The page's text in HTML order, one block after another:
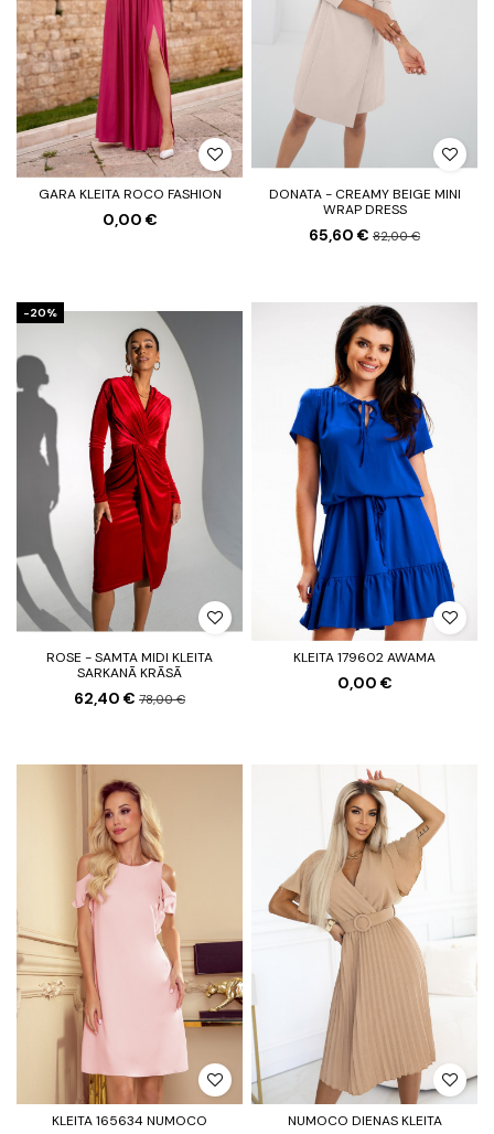
GARA KLEITA ROCO FASHION
0,00 €
DONATA - CREAMY BEIGE MINI
WRAP DRESS
65,60 € 82,00 €
-20%
ROSE - SAMTA MIDI KLEITA
SARKANĀ KRĀSĀ
62,40 € 78,00 €
KLEITA 179602 AWAMA
0,00 €
KLEITA 165634 NUMOCO NUMOCO DIENAS KLEITA